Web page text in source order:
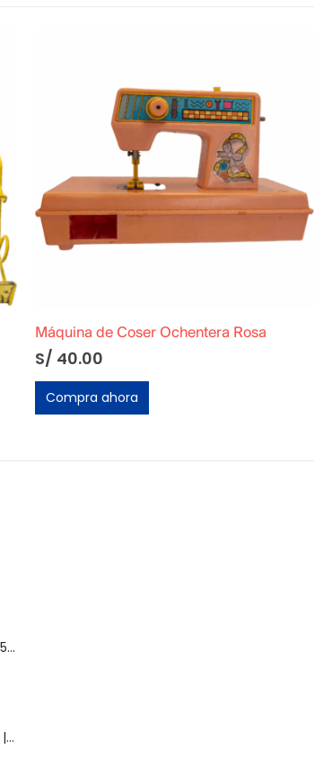
S/50.00 S/
Compra ahora
Muñeca Raquel | BASA | 1985 | Vintage
Muñeca Pelusa | BASA Perú | Años 80 | Original